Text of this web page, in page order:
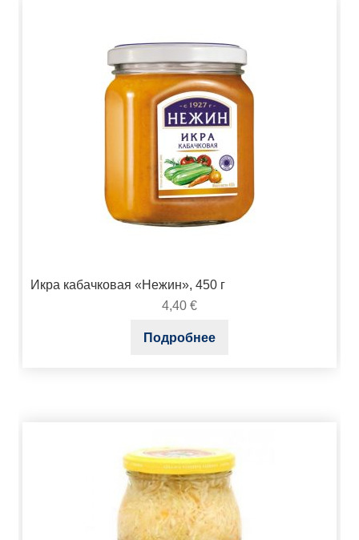
Икра кабачковая «Нежин», 450 г
4,40 €
Подробнее